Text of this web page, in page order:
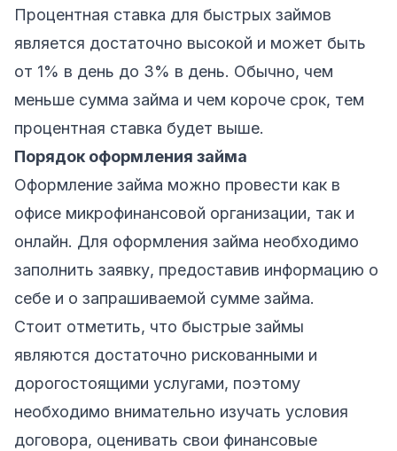
Процентная ставка для быстрых займов
является достаточно высокой и может быть
от 1% в день до 3% в день. Обычно, чем
меньше сумма займа и чем короче срок, тем
процентная ставка будет выше.
Порядок оформления займа
Оформление займа можно провести как в
офисе микрофинансовой организации, так и
онлайн. Для оформления займа необходимо
заполнить заявку, предоставив информацию о
себе и о запрашиваемой сумме займа.
Стоит отметить, что быстрые займы
являются достаточно рискованными и
дорогостоящими услугами, поэтому
необходимо внимательно изучать условия
договора, оценивать свои финансовые